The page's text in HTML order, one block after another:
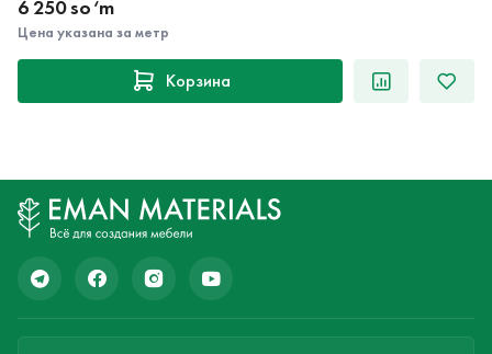
6 250 so‘m
Цена указана за метр
Корзина